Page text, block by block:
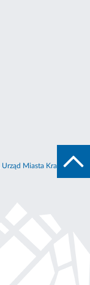
Urząd Miasta Krakowa